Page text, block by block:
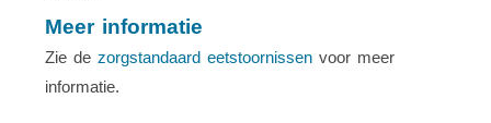
Meer informatie
Zie dezorgstandaard eetstoornissen voor meer
informatie.